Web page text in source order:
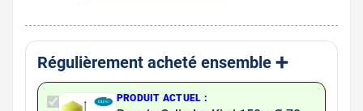
Régulièrement acheté ensemble ➕​
PRODUIT ACTUEL :